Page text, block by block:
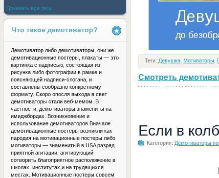
Теги: Девушка Мотиваторы
Смотреть
Если в
Категория: Демотиваторы
Показать все теги
Что такое демотиватор?
Демотиватор либо демотиваторы, они же
демотивационные постеры, плакаты — это
картинка с надписью, состоящая из
рисунка либо фотографии в рамке и
поясняющей надписи-слогана, и
составлены сообразно конкретному
формату. Скоро опосля выхода в свет
демотиваторы стали веб-мемом. В
частности, демотиваторы знамениты на
имиджбордах. Возникновение и
использование демотиваторов Вначале
демотивационные постеры возникли как
пародия на мотивационные постеры либо
мотиваторы — знаменитый в USA разряд
приятной агитации, агитирующий
сотворить благоприятное расположение в
школах, институтах и на трудящихся
местах. Мотивационные постеры совсем